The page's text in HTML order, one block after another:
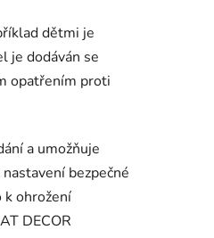
dětmi je
je dodáván se
opatřením proti
a umožňuje
bezpečné
ohrožení
DECOR